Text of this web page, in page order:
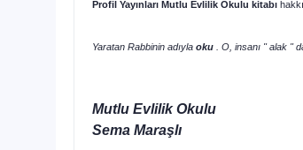
Profil Yayınları Mutlu Evlilik Okulu kitabı
Yaratan Rabbinin adıyla oku . O, insanı " alak "
Mutlu Evlilik Okulu
Sema Maraşlı